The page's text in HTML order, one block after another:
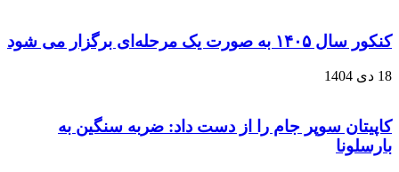
کنکور سال ۱۴۰۵ به صورت یک‌ مرحله‌ای برگزار می‌ شود
18 دی 1404
کاپیتان سوپر جام را از دست داد: ضربه سنگین به
بارسلونا